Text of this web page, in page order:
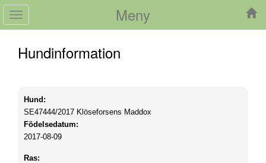
Meny
Toggle
navigation
Hundinformation
Hund:
SE47444/2017 Klöseforsens Maddox
Födelsedatum:
2017-08-09
Ras: